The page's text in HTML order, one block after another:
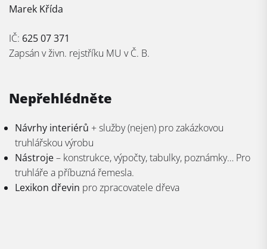
Marek Křída
IČ: 625 07 371
Zapsán v živn. rejstříku MU v Č. B.
Nepřehlédněte
Návrhy interiérů + služby (nejen) pro zakázkovou
truhlářskou výrobu
Nástroje– konstrukce, výpočty, tabulky, poznámky… Pro
truhláře a příbuzná řemesla.
Lexikon dřevin pro zpracovatele dřeva